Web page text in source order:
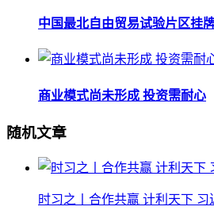
中国最北自由贸易试验片区挂
商业模式尚未形成 投资需耐心
随机文章
时习之丨合作共赢 计利天下 习